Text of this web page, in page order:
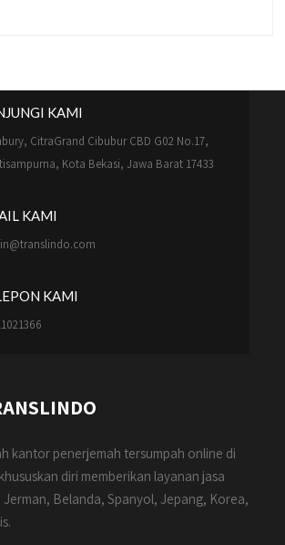
KAMI
CitraGrand Cibubur CBD G02 No.17,
Kota Bekasi, Jawa Barat 17433
KAMI
KAMI
kantor penerjemah tersumpah online di
diri memberikan layanan jasa
Belanda, Spanyol, Jepang, Korea,